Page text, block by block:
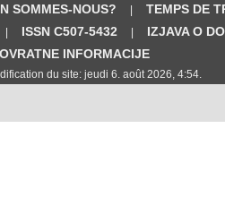
SOMMES-NOUS? |
TEMPS DE
| ISSN C507-5432 |
IZJAVA O
INFORMACIJE
du site: jeudi 6. août 2026, 4:54.